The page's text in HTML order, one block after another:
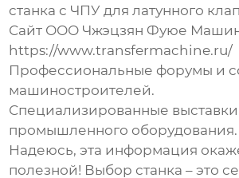
станка с ЧПУ для латунного
Сайт ООО Чжэцзян Фуюе
https://www.transfermachine.ru/
Профессиональные форумы и
машиностроителей.
Специализированные
промышленного оборудования.
Надеюсь, эта информация
полезной! Выбор станка – это